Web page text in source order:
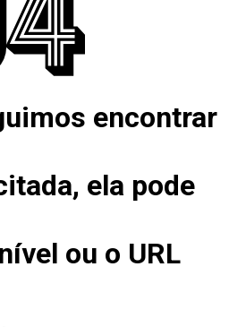
encontrar
ela pode
ou o URL